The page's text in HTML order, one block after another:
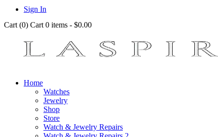
Sign In
Cart (0) Cart 0 items - $0.00
Home
Watches
Jewelry
Shop
Store
Watch & Jewelry Repairs